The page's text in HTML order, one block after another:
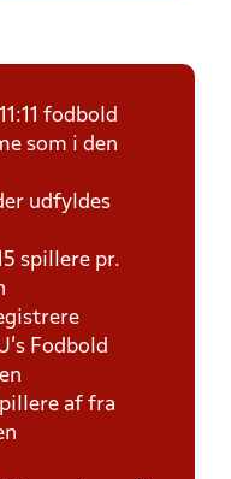
fodbold
som i den
udfyldes
spillere pr.
Fodbold
af fra